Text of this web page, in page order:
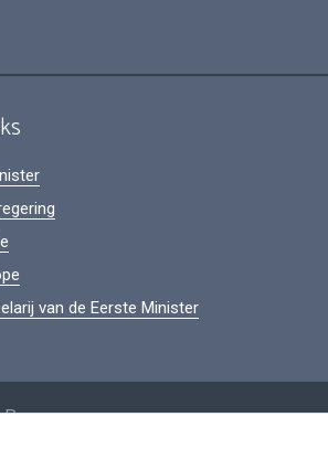
van de Eerste Minister
Persoonsgegevens